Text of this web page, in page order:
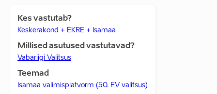
Kes vastutab?
Keskerakond + EKRE + Isamaa
Millised asutused vastutavad?
Vabariigi Valitsus
Teemad
Isamaa valimisplatvorm (50. EV valitsus)